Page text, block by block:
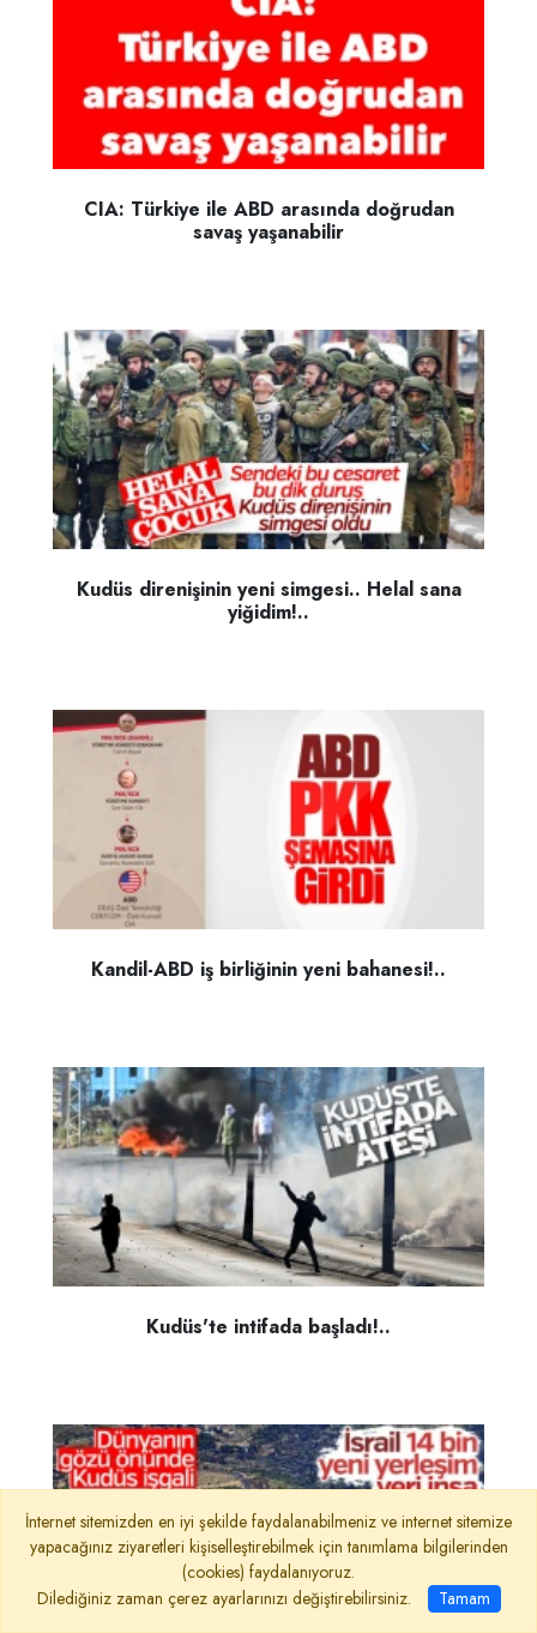
CIA: Türkiye ile ABD arasında doğrudan
savaş yaşanabilir
Kudüs direnişinin yeni simgesi.. Helal sana
yiğidim!..
Kandil-ABD iş birliğinin yeni bahanesi!..
Kudüs'te intifada başladı!..
İnternet sitemizden en iyi şekilde faydalanabilmeniz ve internet sitemize
yapacağınız ziyaretleri kişiselleştirebilmek için tanımlama bilgilerinden
(cookies) faydalanıyoruz.
Dilediğiniz zaman çerez ayarlarınızı değiştirebilirsiniz.
Tamam